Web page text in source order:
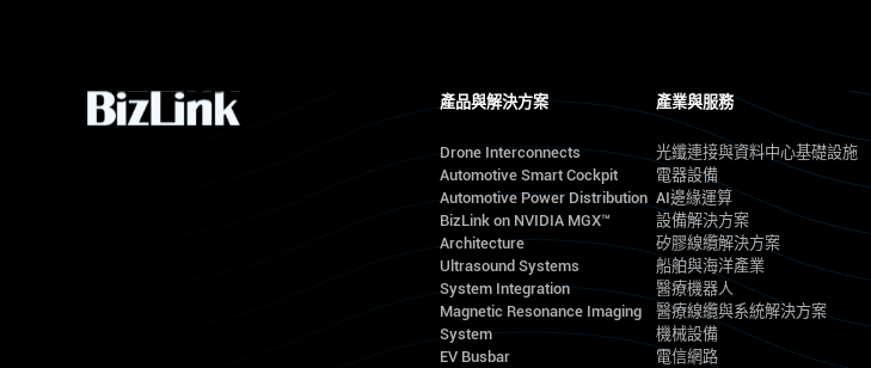
產品與解決方案
Drone Interconnects
Automotive Smart Cockpit
Automotive Power Distribution
BizLink on NVIDIA MGX™
Architecture
Ultrasound Systems
System Integration
Magnetic Resonance Imaging
System
EV Busbar
產業與服務
光纖連接與資料中心基礎設施
電器設備
AI邊緣運算
設備解決方案
矽膠線纜解決方案
船舶與海洋產業
醫療機器人
醫療線纜與系統解決方案
機械設備
電信網路